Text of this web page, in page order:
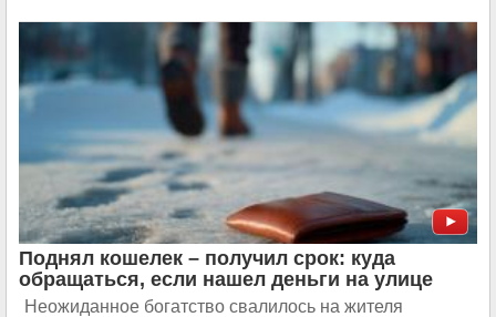
Поднял кошелек – получил срок: куда
обращаться, если нашел деньги на улице
Неожиданное богатство свалилось на жителя